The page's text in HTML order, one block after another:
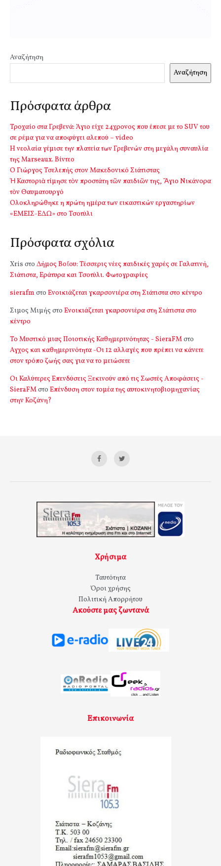
Αναζήτηση
Αναζήτηση
Πρόσφατα άρθρα
Τροχαίο στα Γρεβενά: Άγιο είχε 24χρονος που έπεσε με το SUV του
σε ρέμα για να αποφύγει αλεπού – video
Η νεολαία γέμισε την πλατεία των Γρεβενών στη μεγάλη συναυλία
της Marseaux. Βίντεο
Ο Γιώργος Τσελεπής στον Μακεδονικό Σιάτιστας
Ἡ Καστοριὰ τίμησε τὸν προστάτη τῶν παιδιῶν της, Ἅγιο Νικάνορα
τὸν Θαυματουργό
Ολοκληρώθηκε η πρώτη ημέρα των εικαστικών εργαστηρίων
«ΕΜΕΙΣ-ΕΔΩ» στο Τσοτύλι
Πρόσφατα σχόλια
Xris στο Δήμος Βοΐου: Τέσσερις νέες παιδικές χαρές σε Γαλατινή,
Σιάτιστα, Εράτυρα και Τσοτύλι. Φωτογραφίες
sierafm στο Ενοικιάζεται γκαρσονιέρα στη Σιάτιστα στο κέντρο
Σιμος Μιμής στο Ενοικιάζεται γκαρσονιέρα στη Σιάτιστα στο
κέντρο
Το Μυστικό μιας Ποιοτικής Καθημερινότητας - SieraFMστο
Αγχος και καθημερινότητα -Οι 12 αλλαγές που πρέπει να κάνετε
στον τρόπο ζωής σας για να το μειώσετε
Οι Καλύτερες Επενδύσεις Ξεκινούν από τις Σωστές Αποφάσεις -
SieraFMστο Επένδυση στον τομέα της αυτοκινητοβιομηχανίας
στην Κοζάνη?
Χρήσιμα
Ταυτότητα
Όροι χρήσης
Πολιτική Απορρήτου
Ακούστε μας ζωντανά
Επικοινωνία